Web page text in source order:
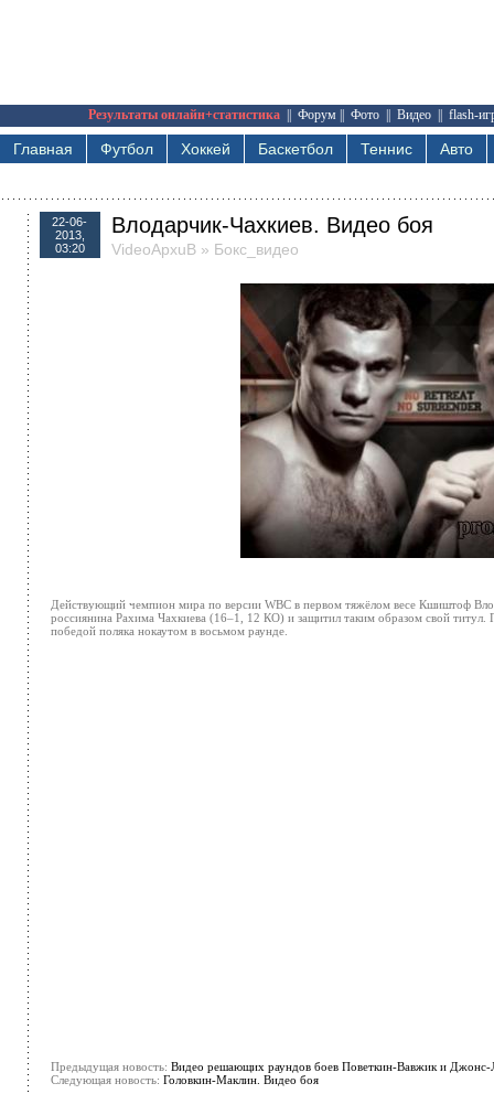
Результаты онлайн+статистика Форум Фото Видео flash-
Главная Футбол Хоккей Баскетбол Теннис Авто
22-06-
2013,
03:20
Влодарчик-Чахкиев. Видео боя
VideoApxuB » Бокс_видео
Действующий чемпион мира по версии WBC в первом тяжёлом весе Кшиштоф
россиянина Рахима Чахкиева (16–1, 12 КО) и защитил таким образом свой
победой поляка нокаутом в восьмом раунде.
Предыдущая новость: Видео решающих раундов боев Поветкин-Вавжик и Джонс-
Следующая новость: Головкин-Маклин. Видео боя